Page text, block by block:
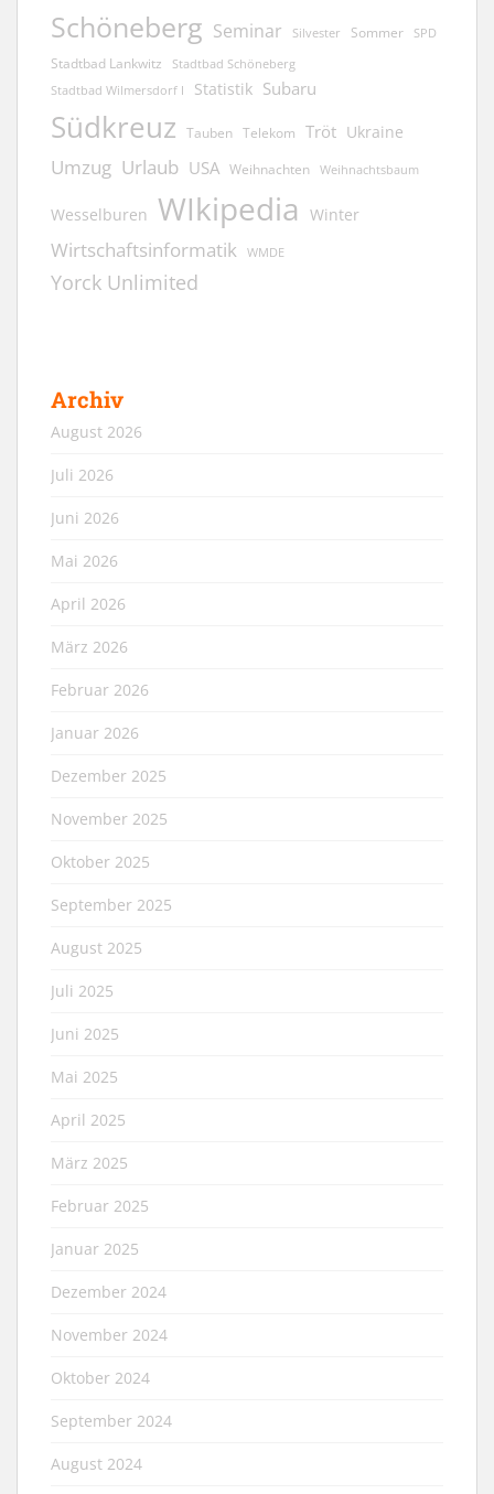
Schöneberg Seminar Silvester Sommer SPD
Stadtbad Lankwitz Stadtbad Schöneberg
Stadtbad Wilmersdorf I Statistik Subaru
Südkreuz Tauben Telekom Tröt Ukraine
Umzug Urlaub USA Weihnachten Weihnachtsbaum
Wesselburen WIkipedia Winter
Wirtschaftsinformatik WMDE
Yorck Unlimited
Archiv
August 2026
Juli 2026
Juni 2026
Mai 2026
April 2026
März 2026
Februar 2026
Januar 2026
Dezember 2025
November 2025
Oktober 2025
September 2025
August 2025
Juli 2025
Juni 2025
Mai 2025
April 2025
März 2025
Februar 2025
Januar 2025
Dezember 2024
November 2024
Oktober 2024
September 2024
August 2024